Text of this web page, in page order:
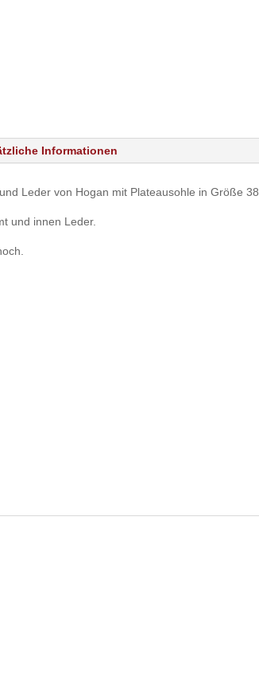
Informationen
Leder von Hogan mit Plateausohle in Größe 38
und innen Leder.